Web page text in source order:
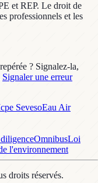
et REP. Le droit de
professionnels et les
? Signalez-la,
Signaler une erreur
SevesoEau Air
OmnibusLoi
l'environnement
droits réservés.